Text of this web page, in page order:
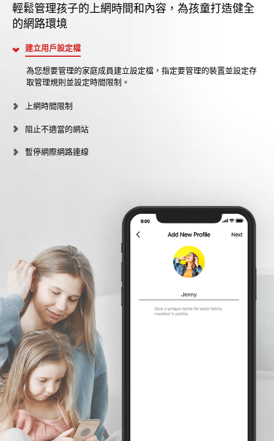
輕鬆管理孩子的上網時間和內容，為孩童打造健全
的網路環境
建立用戶設定檔
為您想要管理的家庭成員建立設定檔，指定要管理的裝置並設定存
取管理規則並設定時間限制。
上網時間限制
阻止不適當的網站
暫停網際網路連線